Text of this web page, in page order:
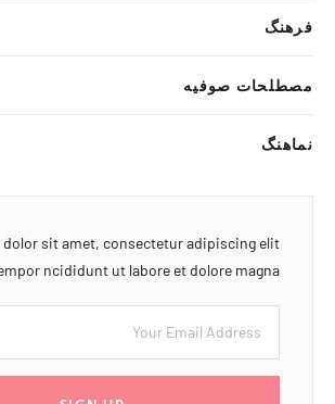
فرهنگ
مصطلحات صوفیه
نماهنگ
sit amet, consectetur adipiscing elit
ncididunt ut labore et dolore magna